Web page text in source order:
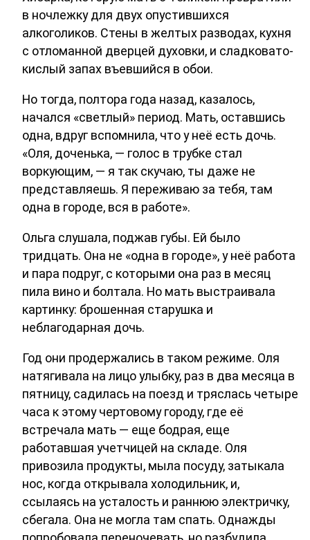
в ночлежку для двух опустившихся
алкоголиков. Стены в желтых разводах, кухня
с отломанной дверцей духовки, и сладковато-
кислый запах въевшийся в обои.
Но тогда, полтора года назад, казалось,
начался «светлый» период. Мать, оставшись
одна, вдруг вспомнила, что у неё есть дочь.
«Оля, доченька, — голос в трубке стал
воркующим, — я так скучаю, ты даже не
представляешь. Я переживаю за тебя, там
одна в городе, вся в работе».
Ольга слушала, поджав губы. Ей было
тридцать. Она не «одна в городе», у неё работа
и пара подруг, с которыми она раз в месяц
пила вино и болтала. Но мать выстраивала
картинку: брошенная старушка и
неблагодарная дочь.
Год они продержались в таком режиме. Оля
натягивала на лицо улыбку, раз в два месяца в
пятницу, садилась на поезд и тряслась четыре
часа к этому чертовому городу, где её
встречала мать — еще бодрая, еще
работавшая учетчицей на складе. Оля
привозила продукты, мыла посуду, затыкала
нос, когда открывала холодильник, и,
ссылаясь на усталость и раннюю электричку,
сбегала. Она не могла там спать. Однажды